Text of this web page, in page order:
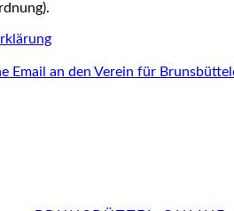
Email an den Verein für